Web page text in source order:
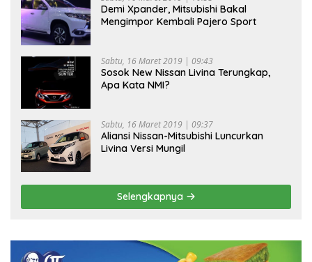
Demi Xpander, Mitsubishi Bakal
Mengimpor Kembali Pajero Sport
Sabtu, 16 Maret 2019 | 09:43
Sosok New Nissan Livina Terungkap,
Apa Kata NMI?
Sabtu, 16 Maret 2019 | 09:37
Aliansi Nissan-Mitsubishi Luncurkan
Livina Versi Mungil
Selengkapnya